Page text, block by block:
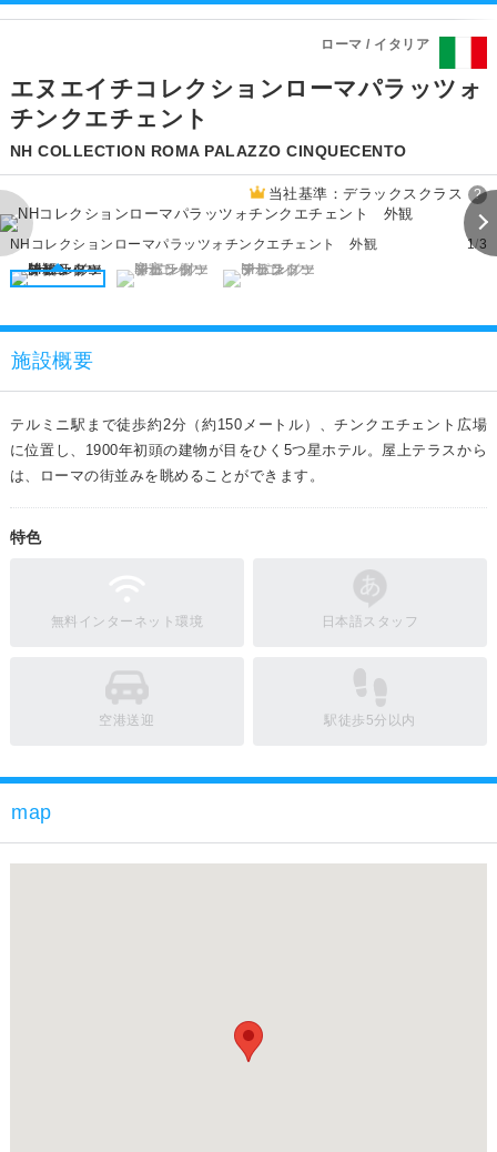
ローマ / イタリア
エヌエイチコレクションローマパラッツォ
チンクエチェント
NH COLLECTION ROMA PALAZZO CINQUECENTO
当社基準：デラックスクラス ?
NHコレクションローマパラッツォチンクエチェント 外観 1/3
施設概要
テルミニ駅まで徒歩約2分（約150メートル）、チンクエチェント広場
に位置し、1900年初頭の建物が目をひく5つ星ホテル。屋上テラスから
は、ローマの街並みを眺めることができます。
特色
無料インターネット環境 日本語スタッフ
空港送迎 駅徒歩5分以内
map